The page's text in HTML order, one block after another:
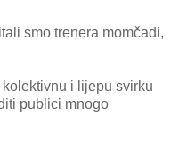
smo trenera momčadi,
i lijepu svirku
publici mnogo